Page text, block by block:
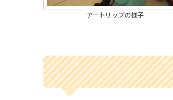
アートリップの様子